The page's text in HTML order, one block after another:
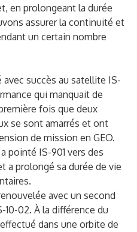
en prolongeant la durée
assurer la continuité et
un certain nombre
avec succès au satellite IS-
qui manquait de
fois que deux
se sont amarrés et ont
de mission en GEO.
pointé IS-901 vers des
a prolongé sa durée de vie
avec un second
10-02. À la différence du
dans une orbite de